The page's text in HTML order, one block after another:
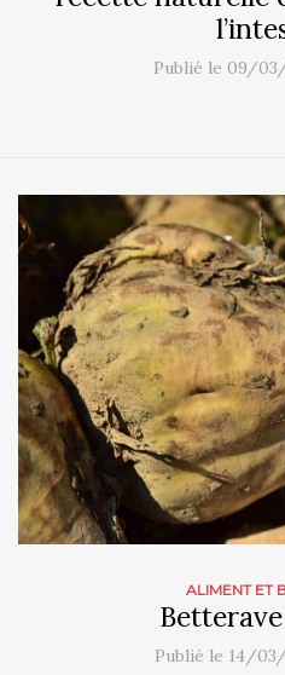
Publié le 09/
ALIMENT ET
Publié le 14/